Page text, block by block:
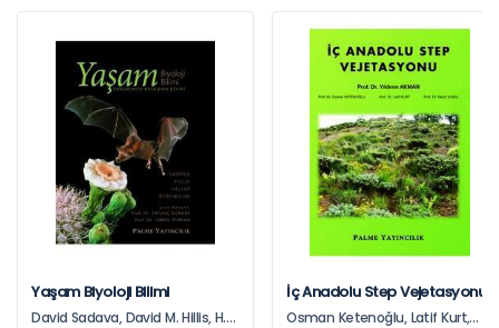
Yaşam Biyoloji Bilimi
David Sadava, David M. Hillis, H.
İç Anadolu Step Vejetasyonu
Osman Ketenoğlu, Latif Kurt,